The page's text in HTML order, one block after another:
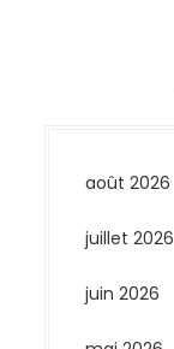
août 2026
juillet 2026
juin 2026